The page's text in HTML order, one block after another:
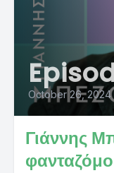
October 26, 2024
Γιάννης